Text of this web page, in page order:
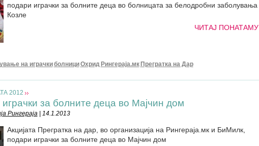
подари играчки за болните деца во болницата за белодробни заболувања
Козле
ЧИТАЈ ПОНАТАМУ
на играчкиболнициОхрид Рингераја.мк Прегратка на Дар
2012
за болните деца во Мајчин дом
Рингераја| 14.1.2013
Акцијата Прегратка на дар, во организација на Рингераја.мк и БиМилк,
подари играчки за болните деца во Мајчин дом